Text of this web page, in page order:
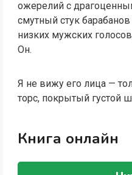
ожерелий с
смутный стук
низких мужских
Он.
Я не вижу его лица —
торс, покрытый густой
Книга онлайн